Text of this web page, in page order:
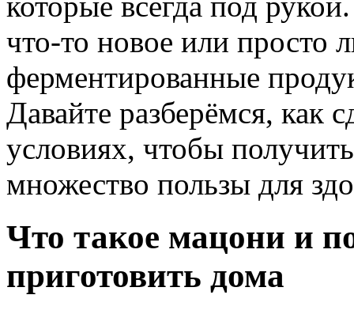
что-то новое или просто
ферментированные
Давайте разберёмся, как
условиях, чтобы
множество пользы для
Что такое мацони и
приготовить дома